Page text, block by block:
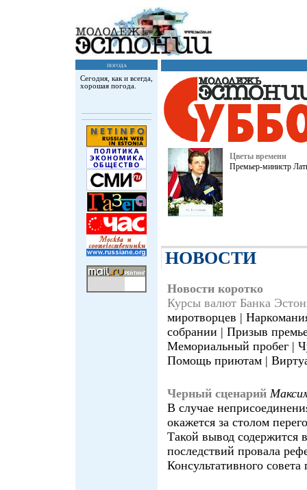
погода
Сегодня, как и всегда,
хорошая погода.
Цветы времени
Премьер-министр
НОВОСТИ
Новости коротко
Куpсы валют Банка
миротворцев |
собрании | Призыв
Мемориальный пробег |
Помощь приютам |
Черный сценарий
В случае
окажется за столом
Такой вывод
последствий провала
Консультативного